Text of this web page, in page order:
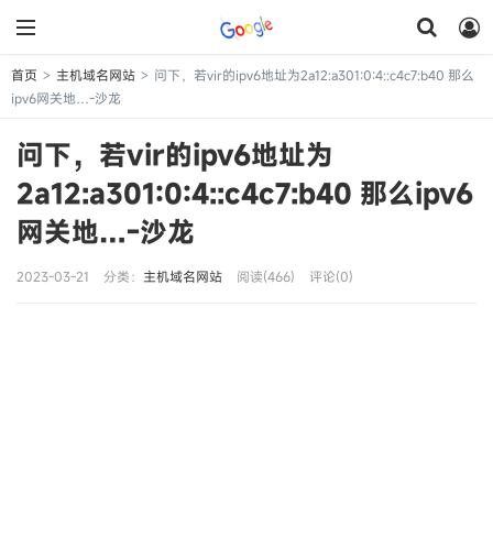
首页 > 主机域名网站 > 问下，若vir的ipv6地址为2a12:a301:0:4::c4c7:b40 那么
ipv6网关地…-沙龙
问下，若vir的ipv6地址为
2a12:a301:0:4::c4c7:b40 那么ipv6
网关地…-沙龙
2023-03-21 分类： 主机域名网站 阅读(466) 评论(0)